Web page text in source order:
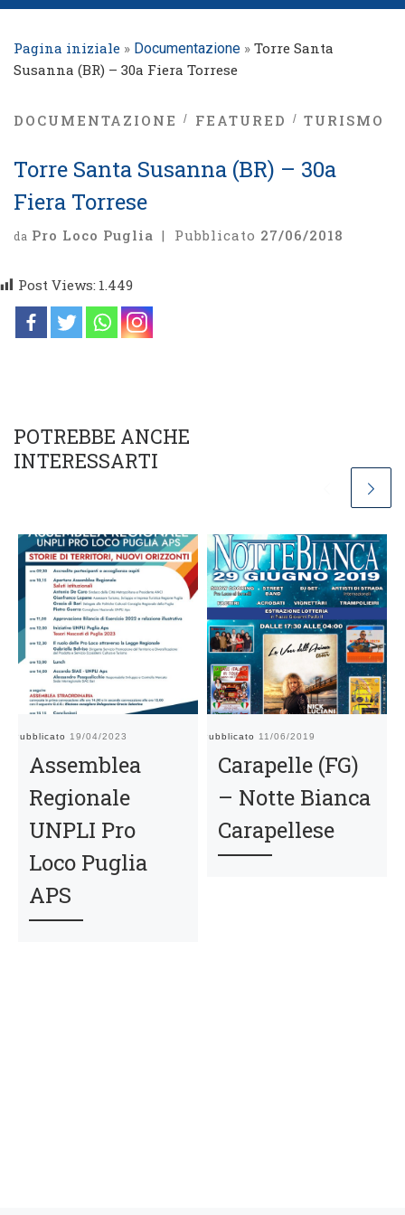
Pagina iniziale » Documentazione » Torre Santa
Susanna (BR) – 30a Fiera Torrese
DOCUMENTAZIONE FEATURED TURISMO
Torre Santa Susanna (BR) – 30a
Fiera Torrese
da Pro Loco Puglia | Pubblicato 27/06/2018
Post Views: 1.449
POTREBBE ANCHE
INTERESSARTI
Pubblicato 19/04/2023
Assemblea
Regionale
UNPLI Pro
Loco Puglia
APS
Pubblicato 11/06/2019
Carapelle (FG)
– Notte Bianca
Carapellese